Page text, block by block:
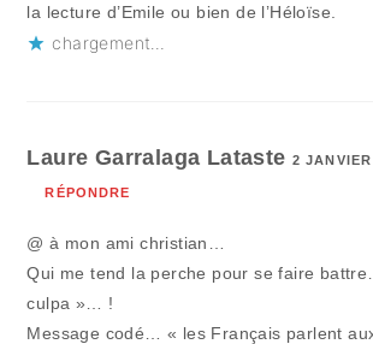
la lecture d’Emile ou bien de l’Héloïse.
chargement…
Laure Garralaga Lataste2
RÉPONDRE
@ à mon ami christian…
Qui me tend la perche pour se faire
culpa »… !
Message codé… « les Français parlent